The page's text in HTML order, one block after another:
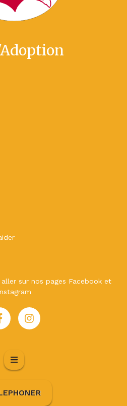
sur nos pages Facebook et